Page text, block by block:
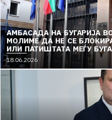
АМБАСАДА НА БУГАРИЈА
МОЛИМЕ ДА НЕ СЕ
ИЛИ ПАТИШТАТА МЕЃУ
МАКЕДОНИЈА
18.06.2026